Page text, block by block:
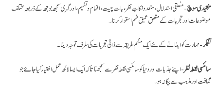
تنقیدی سوچ- منطقی استدلال، متعدد نکاتِ نظر، بات چیت، افہام و تفہیم، اور گہری سمجھ بوجھ کے ذریعہ مختلف
موضوعات اور تجربات کے متعلق عمیق فہم استوار کرنا۔
تفکّر- مہارت کو اپنانے کے لئے ایک منظم طریقہ سے ذاتی تجربات کی طرف توجہ دینا۔
سائنسی نقطہ نظر- اپنے جذبات اور دنیا کو سائنسی نقطہ نظر سے سمجھنا تا کہ ایک ایسا لائحہ عمل اختیار کیا جاۓ جو
ثقافت اور مذہب سے بیگانہ ہو۔